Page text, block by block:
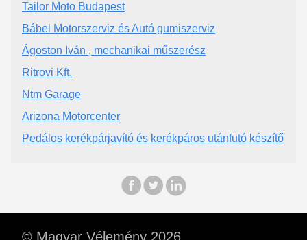
Tailor Moto Budapest
Bábel Motorszerviz és Autó gumiszerviz
Ágoston Iván , mechanikai műszerész
Ritrovi Kft.
Ntm Garage
Arizona Motorcenter
Pedálos kerékpárjavító és kerékpáros utánfutó készítő
© Magyar Vélemény 2026